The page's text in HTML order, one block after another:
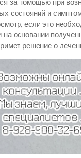
состояний и
если это
на основании
решение о